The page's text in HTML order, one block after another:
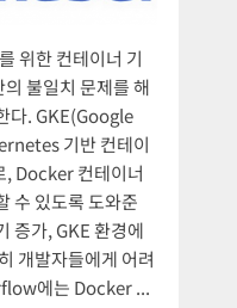
위한 컨테이너 기
불일치 문제를 해
다. GKE(Google
기반 컨테이
, Docker 컨테이너
수 있도록 도와준
증가, GKE 환경에
개발자들에게 어려
에는 Docker ...